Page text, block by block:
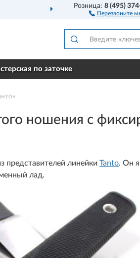
ПО ВСЕЙ РОССИИ
Розница:8 (495)
Перезвоните
по заточке
ношения с
представителей линейки Tanto. Он
лад.